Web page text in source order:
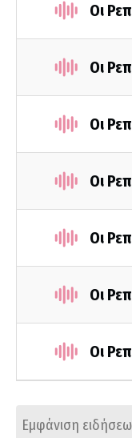
Οι
Οι
Οι
Οι
Οι
Οι
Οι
Εμφάνιση